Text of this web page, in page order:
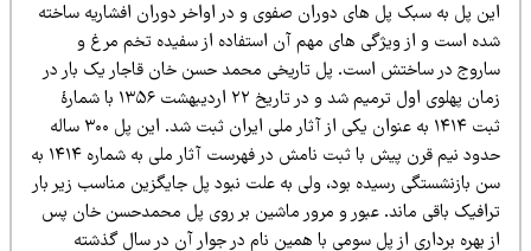
پل به سبک پل های دوران صفوی و در اواخر دوران افشاریه ساخته
است و از ویژگی های مهم آن استفاده از سفیده تخم مرغ و
در ساختش است. پل تاریخی محمد حسن خان قاجار یک بار در
زمان پهلوی اول ترمیم شد و در تاریخ ۲۲ اردیبهشت ۱۳۵۶ با شمارهٔ
ثبت ۱۴۱۴ به عنوان یکی از آثار ملی ایران ثبت شد. این پل ۳۰۰ ساله
حدود نیم قرن پیش با ثبت نامش در فهرست آثار ملی به شماره ۱۴۱۴ به
بازنشستگی رسیده بود، ولی به علت نبود پل جایگزین مناسب زیر بار
باقی ماند. عبور و مرور ماشین بر روی پل محمدحسن خان پس
بهره برداری از پل سومی با همین نام در جوار آن در سال گذشته